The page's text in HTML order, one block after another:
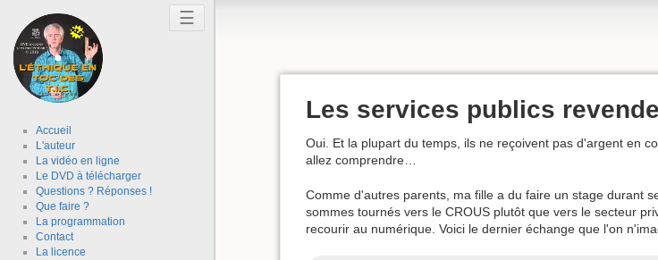
☰
Accueil
L'auteur
La vidéo en ligne
Le DVD à télécharger
Questions ? Réponses !
Que faire ?
La programmation
Contact
La licence
Les services publics
Oui. Et la plupart du temps, ils ne reçoivent pas d'argent en
allez comprendre…
Comme d'autres parents, ma fille a du faire un stage durant
sommes tournés vers le CROUS plutôt que vers le secteur
recourir au numérique. Voici le dernier échange que l'on